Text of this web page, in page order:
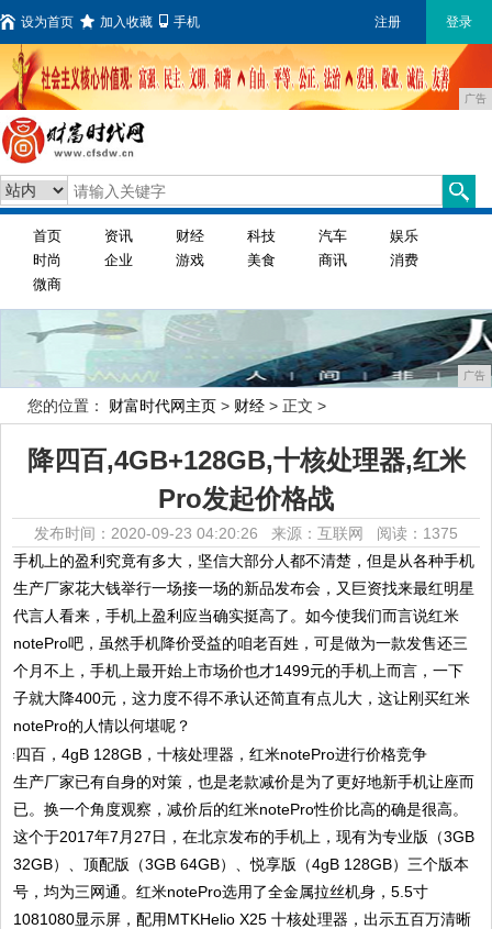
设为首页 加入收藏 手机 注册 登录
广告
首页 资讯 财经 科技 汽车
娱乐
时尚
企业 游戏 美食 商讯
消费
微商
广告
您的位置： 财富时代网主页 > 财经 > 正文 >
降四百,4GB+128GB,十核处理器,红米
Pro发起价格战
发布时间：2020-09-23 04:20:26 来源：互联网 阅读：1375
手机上的盈利究竟有多大，坚信大部分人都不清楚，但是从各种手机
生产厂家花大钱举行一场接一场的新品发布会，又巨资找来最红明星
代言人看来，手机上盈利应当确实挺高了。如今使我们而言说红米
notePro吧，虽然手机降价受益的咱老百姓，可是做为一款发售还三
个月不上，手机上最开始上市场价也才1499元的手机上而言，一下
子就大降400元，这力度不得不承认还简直有点儿大，这让刚买红米
notePro的人情以何堪呢？
生产厂家已有自身的对策，也是老款减价是为了更好地新手机让座而
已。换一个角度观察，减价后的红米notePro性价比高的确是很高。
这个于2017年7月27日，在北京发布的手机上，现有为专业版（3GB
32GB）、顶配版（3GB 64GB）、悦享版（4gB 128GB）三个版本
号，均为三网通。红米notePro选用了全金属拉丝机身，5.5寸
1081080显示屏，配用MTKHelio X25 十核处理器，出示五百万清晰